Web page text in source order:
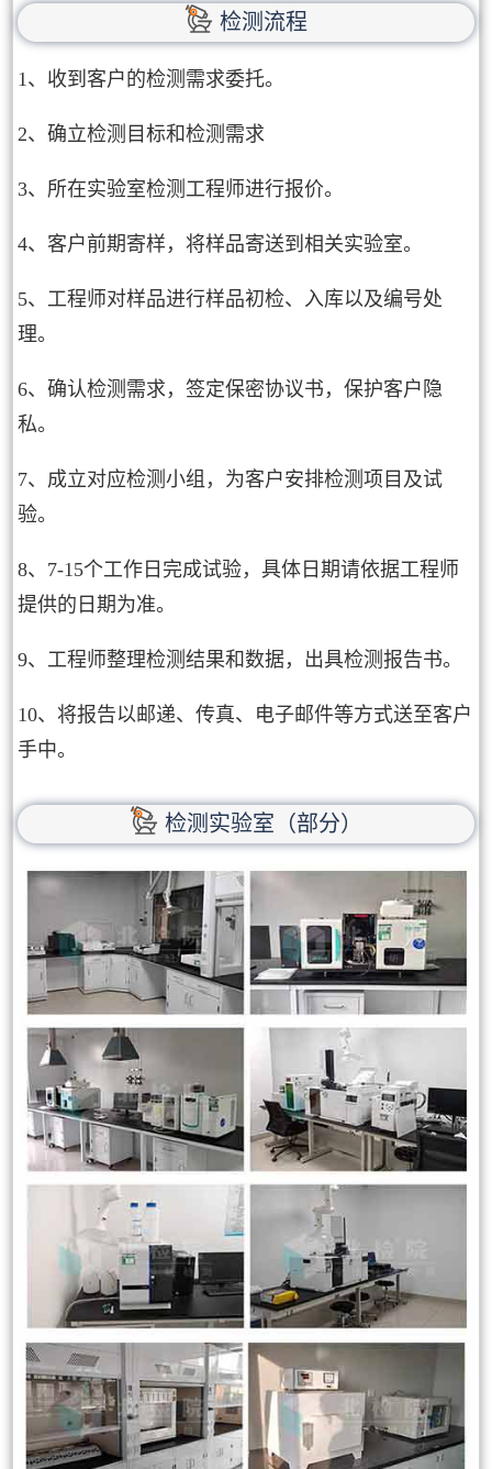
检测流程
1、收到客户的检测需求委托。
2、确立检测目标和检测需求
3、所在实验室检测工程师进行报价。
4、客户前期寄样，将样品寄送到相关实验室。
5、工程师对样品进行样品初检、入库以及编号处
理。
6、确认检测需求，签定保密协议书，保护客户隐
私。
7、成立对应检测小组，为客户安排检测项目及试
验。
8、7-15个工作日完成试验，具体日期请依据工程师
提供的日期为准。
9、工程师整理检测结果和数据，出具检测报告书。
10、将报告以邮递、传真、电子邮件等方式送至客户
手中。
检测实验室（部分）